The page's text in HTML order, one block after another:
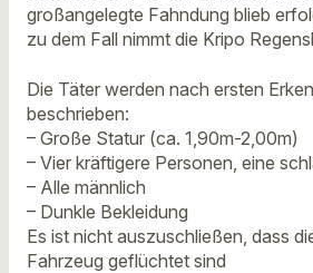
großangelegte Fahndung blieb
zu dem Fall nimmt die Kripo
Die Täter werden nach ersten
beschrieben:
– Große Statur (ca. 1,90m-2,00m)
– Vier kräftigere Personen, eine
– Alle männlich
– Dunkle Bekleidung
Es ist nicht auszuschließen, dass
Fahrzeug geflüchtet sind